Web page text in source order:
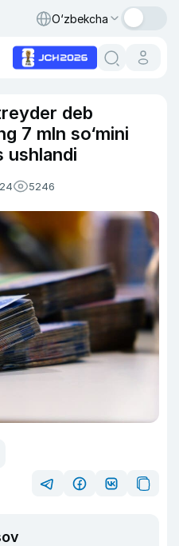
O‘zbekcha
deb
7 mln so‘mini
ushlandi
5246